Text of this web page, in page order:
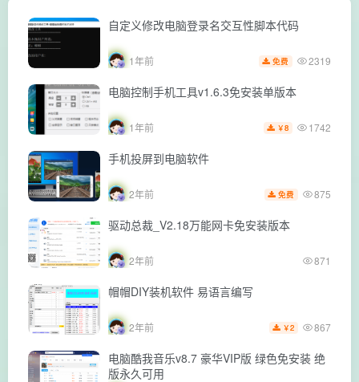
自定义修改电脑登录名交互性脚本代码
1年前 免费 2319
电脑控制手机工具v1.6.3免安装单版本
1年前 ￥8 1742
手机投屏到电脑软件
2年前 免费 875
驱动总裁_V2.18万能网卡免安装版本
2年前 871
帽帽DIY装机软件 易语言编写
2年前 ￥2 867
电脑酷我音乐v8.7 豪华VIP版 绿色免安装 绝
版永久可用